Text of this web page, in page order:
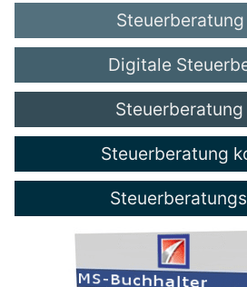
Digitale
Steuerberatung